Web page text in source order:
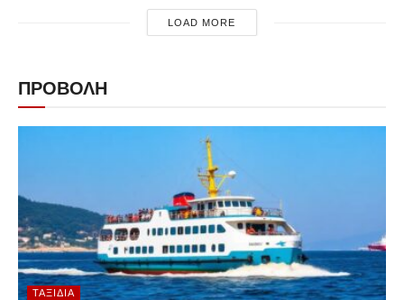
LOAD MORE
ΠΡΟΒΟΛΗ
ΤΑΞΊΔΙΑ